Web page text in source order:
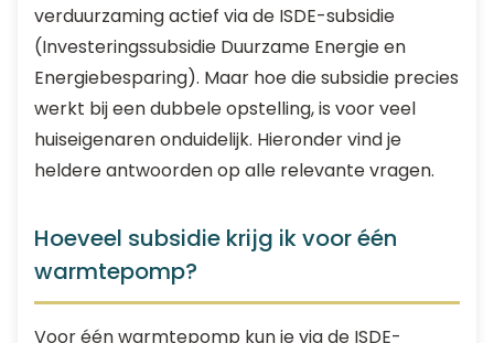
verduurzaming actief via de ISDE-subsidie
(Investeringssubsidie Duurzame Energie en
Energiebesparing). Maar hoe die subsidie precies
werkt bij een dubbele opstelling, is voor veel
huiseigenaren onduidelijk. Hieronder vind je
heldere antwoorden op alle relevante vragen.
Hoeveel subsidie krijg ik voor één
warmtepomp?
Voor één warmtepomp kun je via de ISDE-